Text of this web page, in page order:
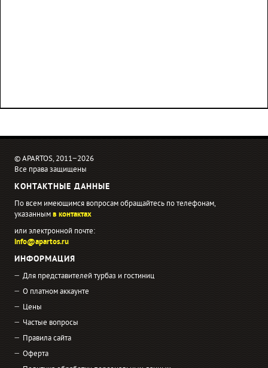
© APARTOS, 2011−2026
Все права защищены
КОНТАКТНЫЕ ДАННЫЕ
По всем имеющимся вопросам обращайтесь по телефонам,
указаннымв контактах
или электронной почте:
info@apartos.ru
ИНФОРМАЦИЯ
Для представителей турбаз и гостиниц
О платном аккаунте
Цены
Частые вопросы
Правила сайта
Оферта